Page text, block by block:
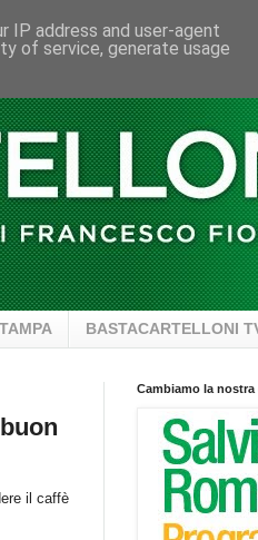
BASTACARTELLONI
il caffè
Cambiamo la nostra
IP address and user-agent
of service, generate usage